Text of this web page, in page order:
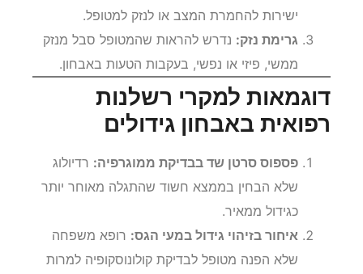
ישירות להחמרת המצב או לנזק למטופל.
גרימת נזק: נדרש להראות שהמטופל סבל מנזק
ממשי, פיזי או נפשי, בעקבות הטעות באבחון.
דוגמאות למקרי רשלנות
רפואית באבחון גידולים
פספוס סרטן שד בבדיקת ממוגרפיה: רדיולוג
שלא הבחין בממצא חשוד שהתגלה מאוחר יותר
כגידול ממאיר.
איחור בזיהוי גידול במעי הגס: רופא משפחה
שלא הפנה מטופל לבדיקת קולונוסקופיה למרות